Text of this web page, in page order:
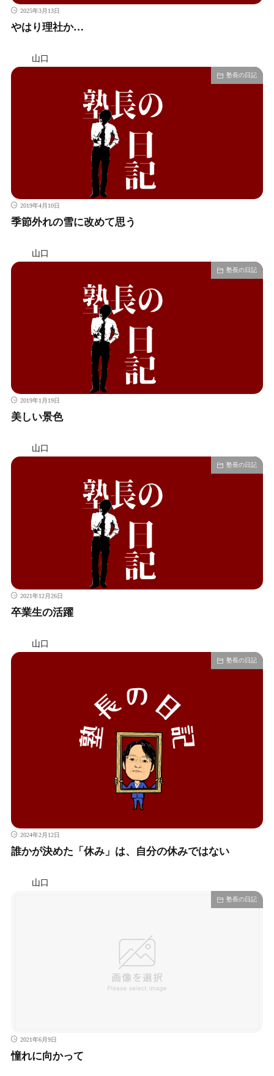
2025年3月13日
やはり理社か…
山口
塾長の日記
2019年4月10日
季節外れの雪に改めて思う
山口
塾長の日記
2019年1月19日
美しい景色
山口
塾長の日記
2021年12月26日
卒業生の活躍
山口
塾長の日記
2024年2月12日
誰かが決めた「休み」は、自分の休みではない
山口
塾長の日記
2021年6月9日
憧れに向かって